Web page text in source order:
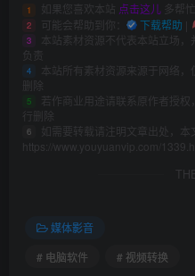
1 如果您喜欢本站 点击这儿 多帮
2 可能会帮助到你： 下载帮助
3
本站素材资源不代表本站立场
负责
4
本站所有素材资源来源于网络
删除
5 若作商业用途请联系原作者授权
行删除
6
如需要转载请注明文章出处，本
https://www.youyuanvip.com/
媒体影音
# 电脑软件
# 视频转换